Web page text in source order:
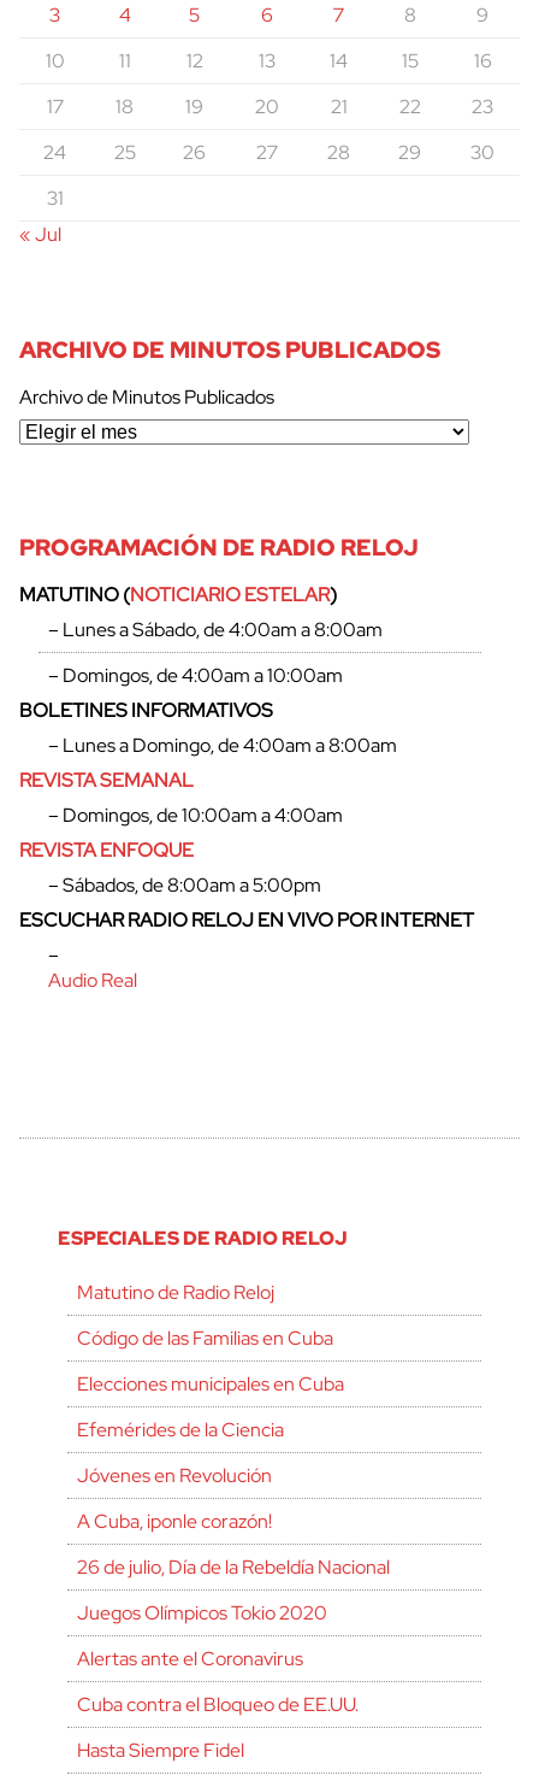
cerrar
3
4 5 6 7 8
9
10
11 12 13 14 15
16
17
18 19 20 21 22
23
24
25 26 27 28 29
30
31
« Jul
ARCHIVO DE MINUTOS PUBLICADOS
Archivo de Minutos Publicados
PROGRAMACIÓN DE RADIO RELOJ
MATUTINO (NOTICIARIO ESTELAR)
– Lunes a Sábado, de 4:00am a 8:00am
– Domingos, de 4:00am a 10:00am
BOLETINES INFORMATIVOS
– Lunes a Domingo, de 4:00am a 8:00am
REVISTA SEMANAL
– Domingos, de 10:00am a 4:00am
REVISTA ENFOQUE
– Sábados, de 8:00am a 5:00pm
ESCUCHAR RADIO RELOJ EN VIVO POR INTERNET
–
Audio Real
ESPECIALES DE RADIO RELOJ
Matutino de Radio Reloj
Código de las Familias en Cuba
Elecciones municipales en Cuba
Efemérides de la Ciencia
Jóvenes en Revolución
A Cuba, ¡ponle corazón!
26 de julio, Día de la Rebeldía Nacional
Juegos Olímpicos Tokio 2020
Alertas ante el Coronavirus
Cuba contra el Bloqueo de EE.UU.
Hasta Siempre Fidel